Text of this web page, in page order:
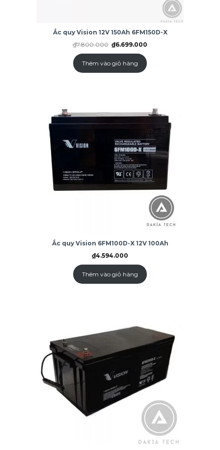
Ắc quy Vision 12V 150Ah 6FM150D-X
₫7.800.000 Giá
gốc
là:
₫7.800.000.
₫6.699.000
Thêm vào giỏ hàng
Ắc quy Vision 6FM100D-X 12V 100Ah
₫4.594.000
Thêm vào giỏ hàng